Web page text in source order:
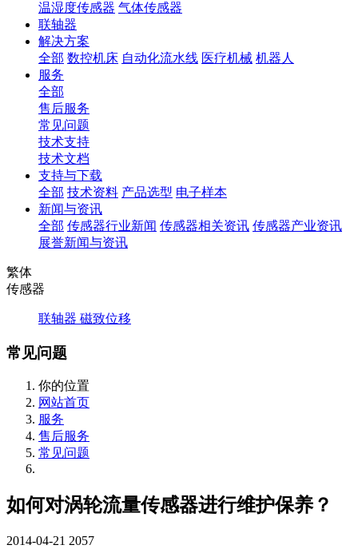
温湿度传感器 气体传感器
联轴器
解决方案
全部 数控机床 自动化流水线 医疗机械 机器人
服务
全部
售后服务
常见问题
技术支持
技术文档
支持与下载
全部 技术资料 产品选型 电子样本
新闻与资讯
全部 传感器行业新闻 传感器相关资讯 传感器产业资讯
展誉新闻与资讯
繁体
传感器
联轴器 磁致位移
常见问题
你的位置
网站首页
服务
售后服务
常见问题
如何对涡轮流量传感器进行维护保养？
2014-04-21 2057